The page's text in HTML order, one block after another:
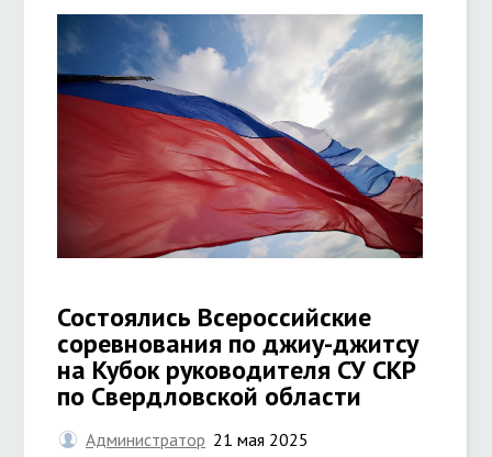
Состоялись Всероссийские
соревнования по джиу-джитсу
на Кубок руководителя СУ СКР
по Свердловской области
Администратор 21 мая 2025